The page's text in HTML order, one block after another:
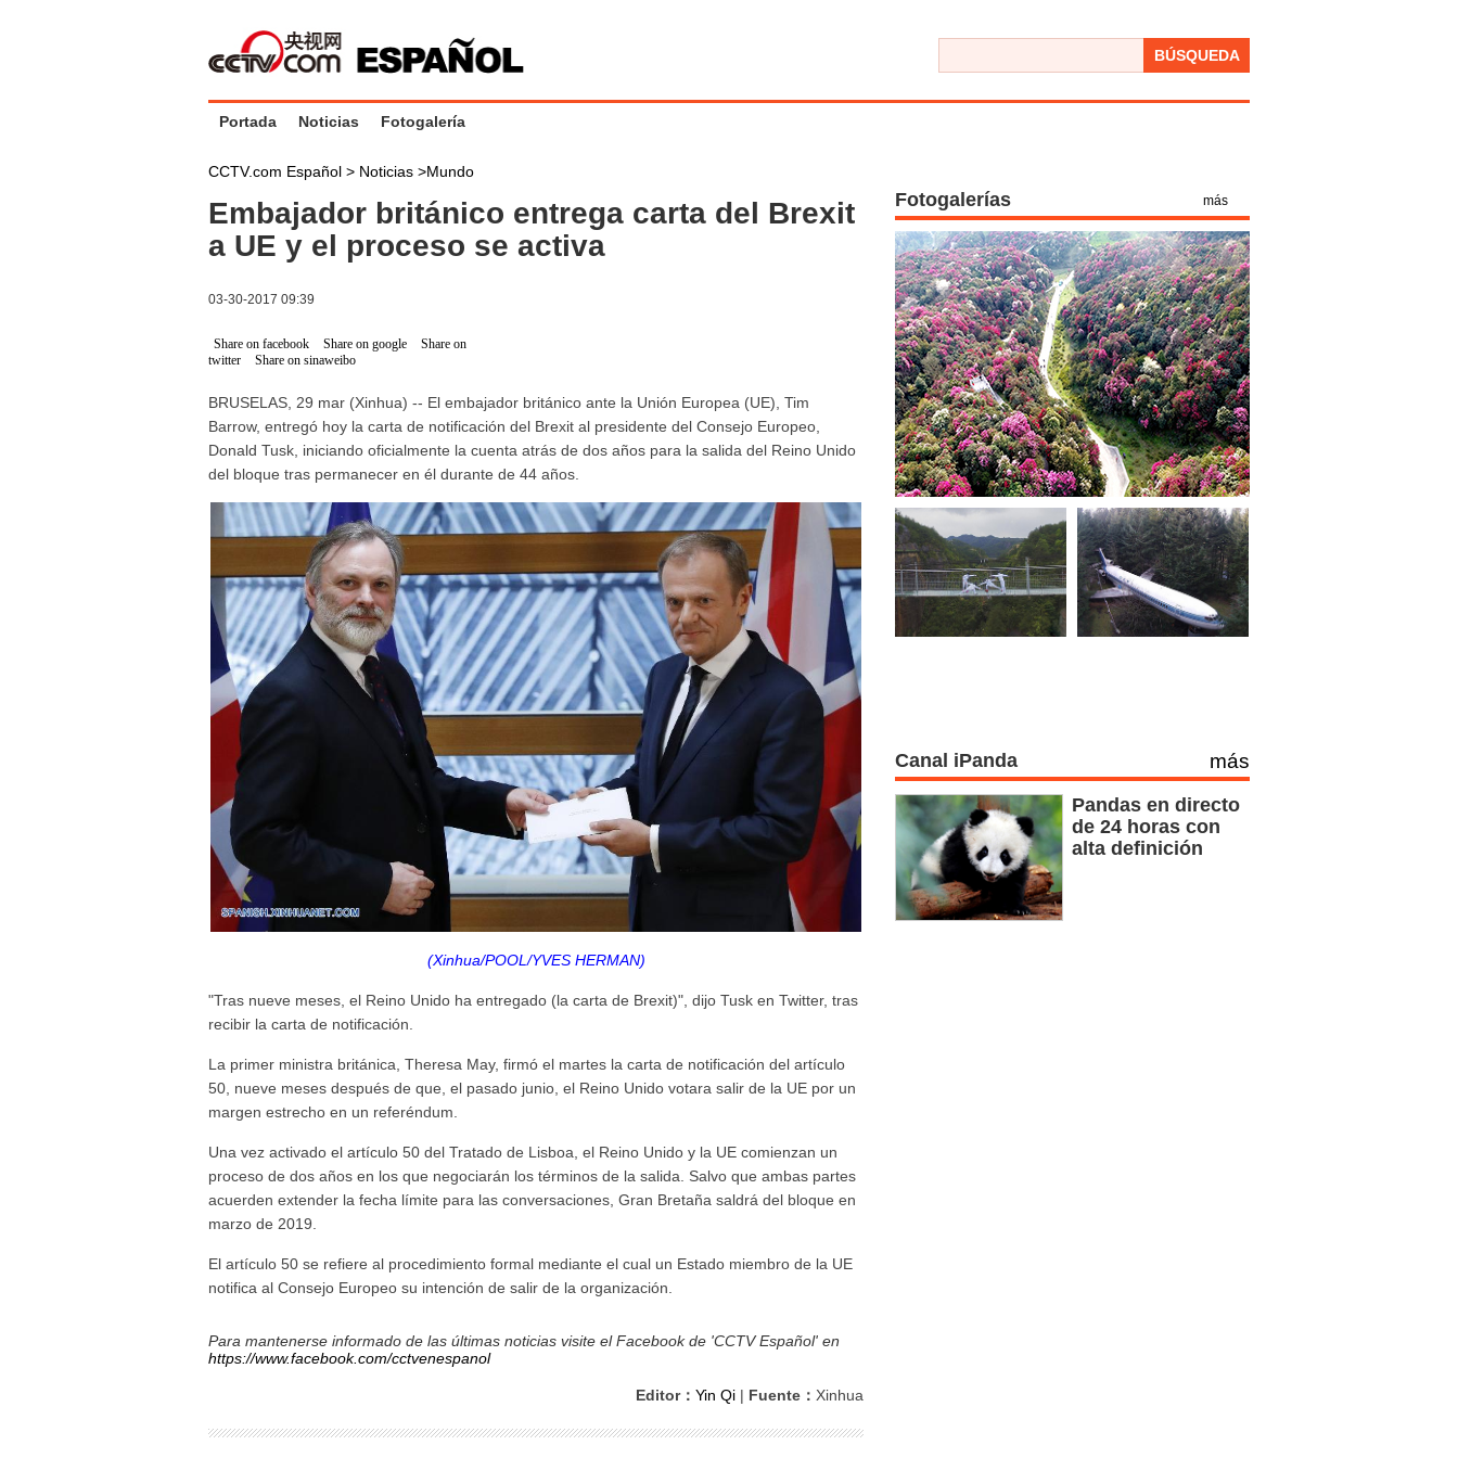
BÚSQUEDA
Portada Noticias Fotogalería
CCTV.com Español > Noticias >Mundo
Embajador británico entrega carta del Brexit
a UE y el proceso se activa
03-30-2017 09:39
Share on facebook Share on google
Share on
twitter
Share on sinaweibo
BRUSELAS, 29 mar (Xinhua) -- El embajador británico ante la Unión Europea (UE), Tim
Barrow, entregó hoy la carta de notificación del Brexit al presidente del Consejo Europeo,
Donald Tusk, iniciando oficialmente la cuenta atrás de dos años para la salida del Reino Unido
del bloque tras permanecer en él durante de 44 años.
(Xinhua/POOL/YVES HERMAN)
"Tras nueve meses, el Reino Unido ha entregado (la carta de Brexit)", dijo Tusk en Twitter, tras
recibir la carta de notificación.
La primer ministra británica, Theresa May, firmó el martes la carta de notificación del artículo
50, nueve meses después de que, el pasado junio, el Reino Unido votara salir de la UE por un
margen estrecho en un referéndum.
Una vez activado el artículo 50 del Tratado de Lisboa, el Reino Unido y la UE comienzan un
proceso de dos años en los que negociarán los términos de la salida. Salvo que ambas partes
acuerden extender la fecha límite para las conversaciones, Gran Bretaña saldrá del bloque en
marzo de 2019.
El artículo 50 se refiere al procedimiento formal mediante el cual un Estado miembro de la UE
notifica al Consejo Europeo su intención de salir de la organización.
Para mantenerse informado de las últimas noticias visite el Facebook de 'CCTV Español' en
https://www.facebook.com/cctvenespanol
Editor： Yin Qi | Fuente： Xinhua
Fotogalerías más
Canal iPanda más
Pandas en directo
de 24 horas con
alta definición